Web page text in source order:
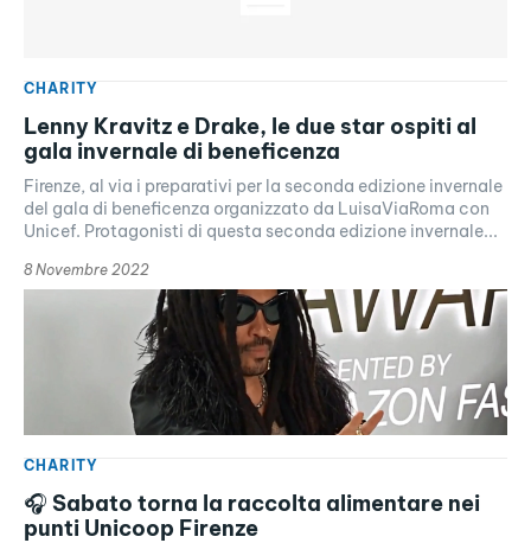
CHARITY
Lenny Kravitz e Drake, le due star ospiti al
gala invernale di beneficenza
Firenze, al via i preparativi per la seconda edizione invernale
del gala di beneficenza organizzato da LuisaViaRoma con
Unicef. Protagonisti di questa seconda edizione invernale...
8 Novembre 2022
CHARITY
🎧 Sabato torna la raccolta alimentare nei
punti Unicoop Firenze